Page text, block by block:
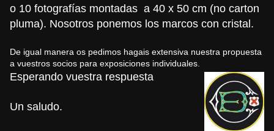
o 10 fotografías montadas a 40 x 50 cm (no carton
pluma). Nosotros ponemos los marcos con cristal.
De igual manera os pedimos hagais extensiva nuestra propuesta
a vuestros socios para exposiciones individuales.
Esperando vuestra respuesta
Un saludo.